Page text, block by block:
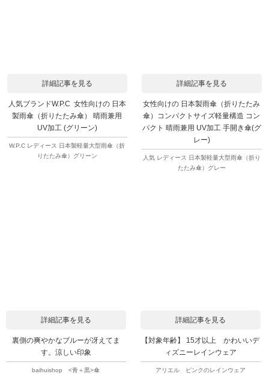
詳細記事を見る
人気ブランドW.P.C 女性向けの 日本
製雨傘（折りたたみ傘） 晴雨兼用
UV加工 (グリーン)
W.P.C レディース 日本製軽量大型雨傘（折
りたたみ傘）グリーン
詳細記事を見る
女性向けの 日本製雨傘（折りたたみ
傘）コンパクトサイズ軽量構造 コン
パクト 晴雨兼用 UV加工 手開き傘(グ
レー)
人気 レディース 日本製軽量大型雨傘（折り
たたみ傘）グレー
詳細記事を見る
裏側の爽やかなブルーが冴えてま
す。涼しい印象
baihuishop <青＋黒>傘
詳細記事を見る
【対象年齢】 15才以上 かわいいデ
ィズニーレインウェア
アリエル ピンクのレインウェア